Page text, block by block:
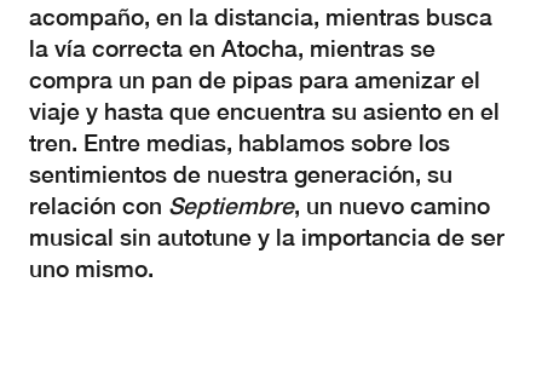
acompaño, en la distancia, mientras busca
la vía correcta en Atocha, mientras se
compra un pan de pipas para amenizar el
viaje y hasta que encuentra su asiento en el
tren. Entre medias, hablamos sobre los
sentimientos de nuestra generación, su
relación con Septiembre, un nuevo camino
musical sin autotune y la importancia de ser
uno mismo.